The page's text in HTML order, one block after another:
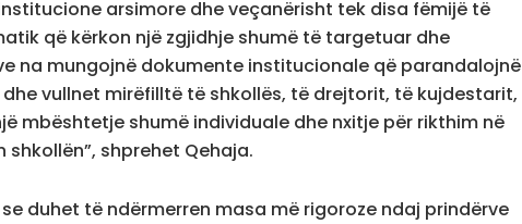
arsimore dhe veçanërisht tek disa fëmijë të
që kërkon një zgjidhje shumë të targetuar dhe
na mungojnë dokumente institucionale që parandalojnë
vullnet mirëfilltë të shkollës, të drejtorit, të kujdestarit,
mbështetje shumë individuale dhe nxitje për rikthim në
shprehet Qehaja.
duhet të ndërmerren masa më rigoroze ndaj prindërve